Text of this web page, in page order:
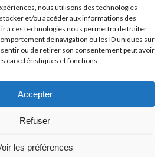
nous utilisons des technologies
et/ou accéder aux informations des
à ces technologies nous permettra de traiter
de navigation ou les ID uniques sur
ou de retirer son consentement peut avoir
caractéristiques et fonctions.
Accepter
Refuser
les préférences
mon e-mail et mon site dans
prochain commentaire.
Actualité au sens large
Plan du site